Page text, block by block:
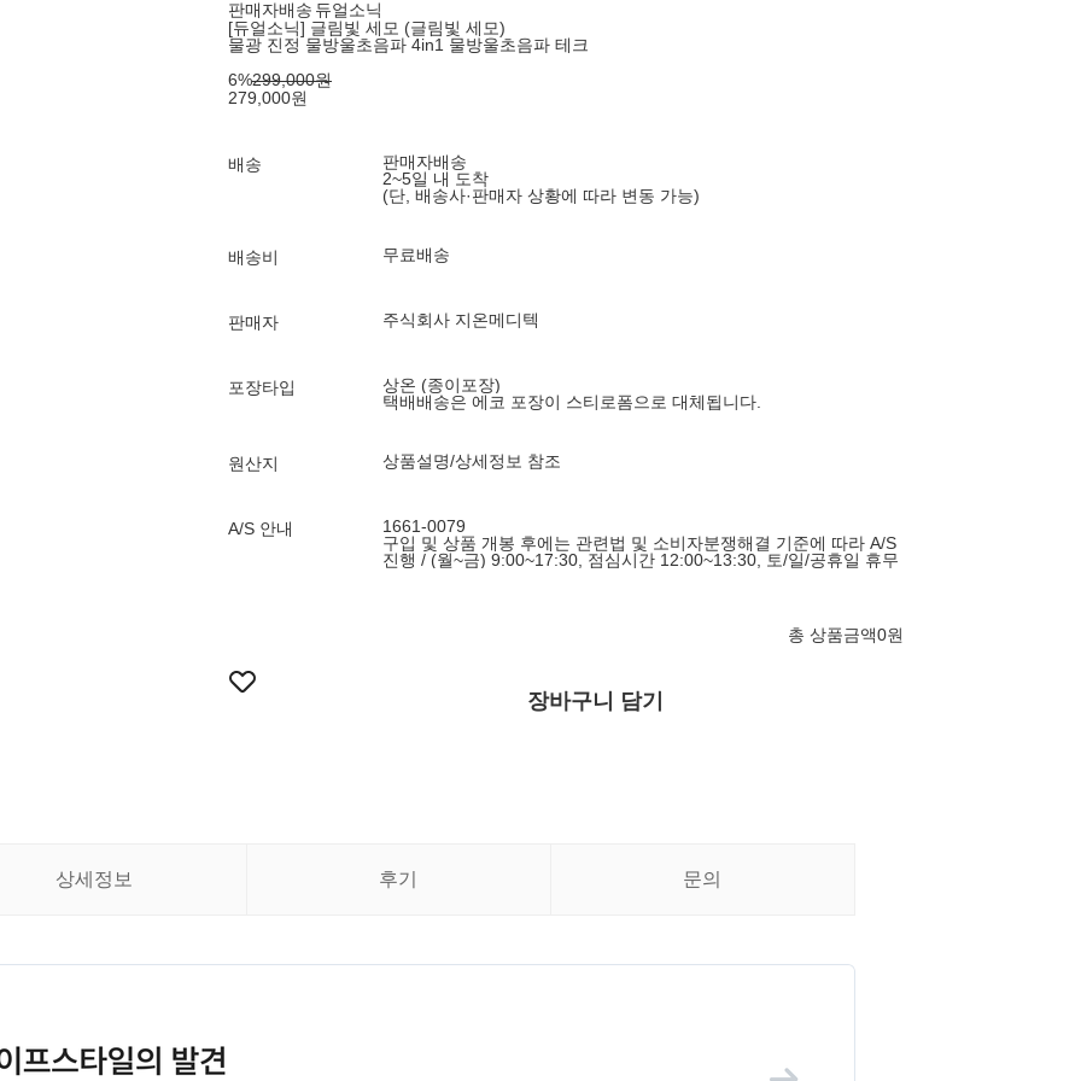
판매자배송 듀얼소닉
[듀얼소닉] 글림빛 세모 (글림빛 세모)
물광 진정 물방울초음파 4in1 물방울초음파 테크
6%299,000원
279,000원
배송
판매자배송
2~5일 내 도착
(단, 배송사·판매자 상황에 따라 변동 가능)
배송비 무료배송
판매자 주식회사 지온메디텍
포장타입
상온 (종이포장)
택배배송은 에코 포장이 스티로폼으로 대체됩니다.
원산지 상품설명/상세정보 참조
A/S 안내
1661-0079
구입 및 상품 개봉 후에는 관련법 및 소비자분쟁해결 기준에 따라 A/S
진행 / (월~금) 9:00~17:30, 점심시간 12:00~13:30, 토/일/공휴일 휴무
총 상품금액0원
장바구니 담기
상세정보 후기 문의